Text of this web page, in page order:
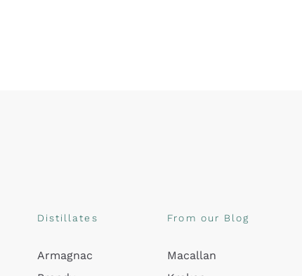
Distillates
Armagnac
From our Blog
Macallan